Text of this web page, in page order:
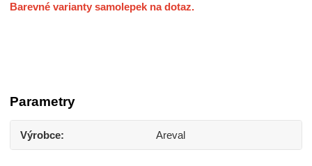
Barevné varianty samolepek na dotaz.
Parametry
Výrobce Areval